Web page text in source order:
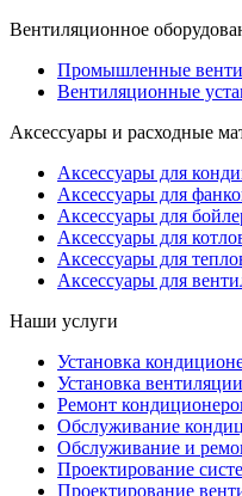
Вентиляционное
Промышленные
Вентиляционные
Аксессуары и расходные
Аксессуары для
Аксессуары для
Аксессуары для
Аксессуары для
Аксессуары для
Аксессуары для
Наши услуги
Установка
Установка вентиляции
Ремонт
Обслуживание
Обслуживание и
Проектирование
Проектирование